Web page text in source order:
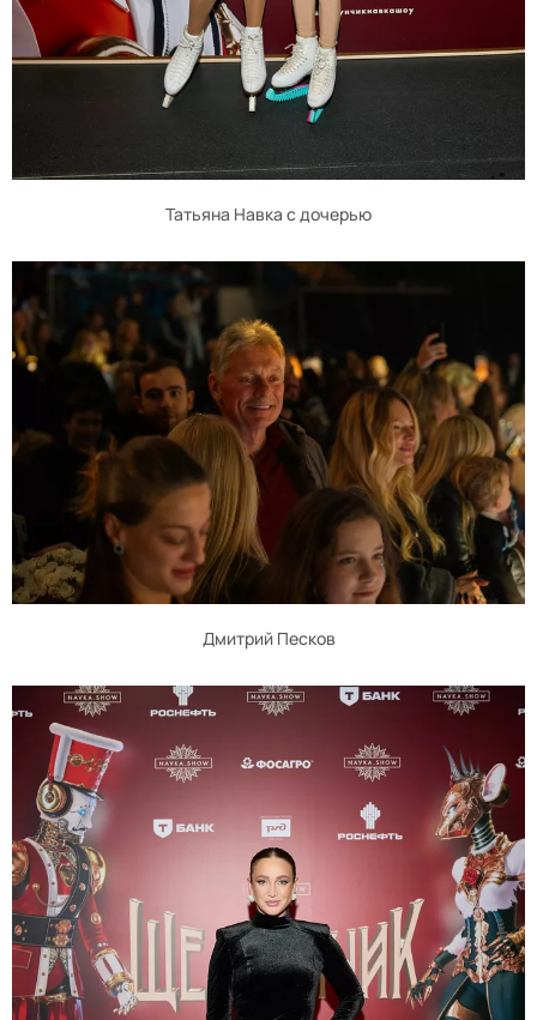
Татьяна Навка с дочерью
Дмитрий Песков